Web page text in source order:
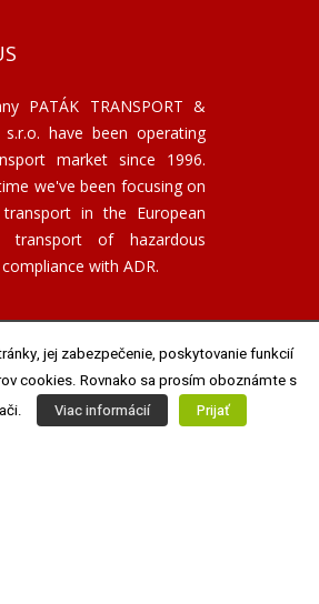
PATÁK TRANSPORT &
s.r.o. have been operating
market since 1996.
we've been focusing on
in the European
transport of hazardous
with ADR.
jej zabezpečenie, poskytovanie funkcií
cookies. Rovnako sa prosím oboznámte s
Viac informácií Prijať